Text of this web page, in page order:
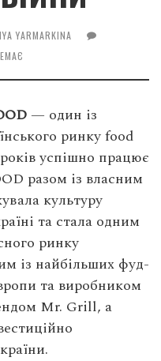
YARMARKINA
— один із
ринку food
успішно працює
разом із власним
культуру
та стала одним
ринку
із найбільших фуд-
та виробником
Mr. Grill, а